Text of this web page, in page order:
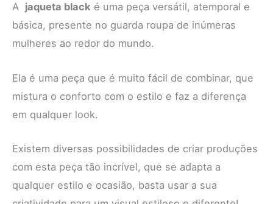
A jaqueta black é uma peça versátil, atemporal e
básica, presente no guarda roupa de inúmeras
mulheres ao redor do mundo.
Ela é uma peça que é muito fácil de combinar, que
mistura o conforto com o estilo e faz a diferença
em qualquer look.
Existem diversas possibilidades de criar produções
com esta peça tão incrível, que se adapta a
qualquer estilo e ocasião, basta usar a sua